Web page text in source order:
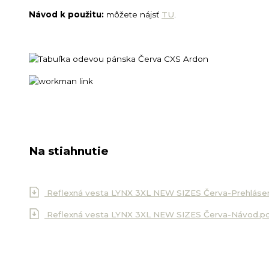
Návod k použitu: môžete nájsť TU
Na stiahnutie
Reflexná vesta LYNX 3XL NEW SIZES Červa-
Reflexná vesta LYNX 3XL NEW SIZES Červa-